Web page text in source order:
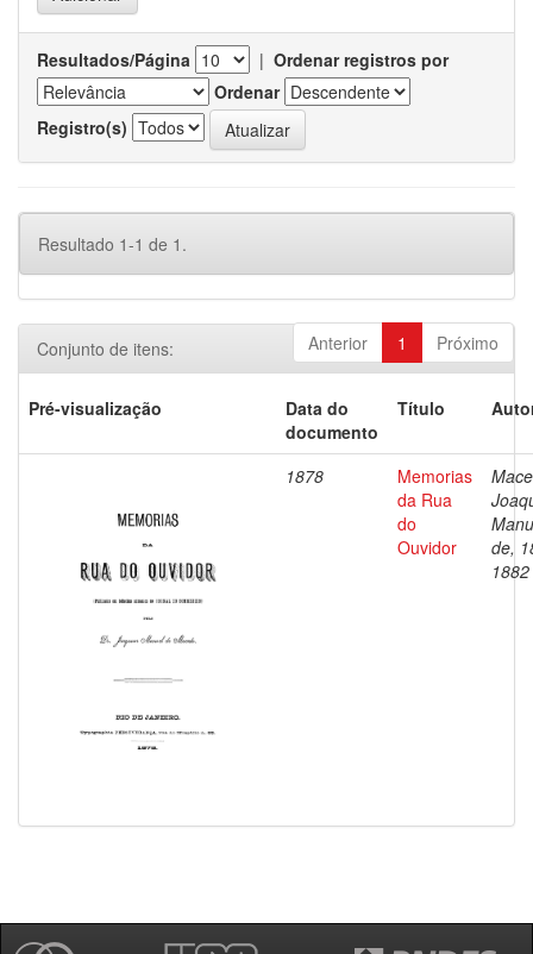
Resultados/Página | Ordenar registros por
Ordenar
Registro(s)
Resultado 1-1 de 1.
Anterior 1 Próximo
Conjunto de itens:
Pré-visualização
Data do
documento
Título
1878
Memorias
da Rua
do
Ouvidor
de,
1882